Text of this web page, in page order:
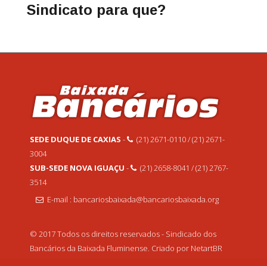
Sindicato para que?
SEDE DUQUE DE CAXIAS -
(21) 2671-0110 / (21) 2671-
3004
SUB-SEDE NOVA IGUAÇU -
(21) 2658-8041 / (21) 2767-
3514
E-mail : bancariosbaixada@bancariosbaixada.org
© 2017 Todos os direitos reservados - Sindicado dos
Bancários da Baixada Fluminense. Criado por NetartBR